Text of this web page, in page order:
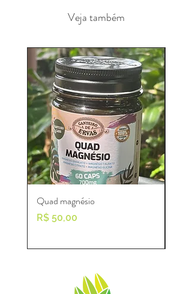
Veja também
Quad magnésio
Preço
R$ 50,00